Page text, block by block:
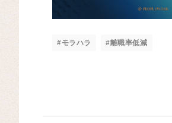
#モラハラ #離職率低減